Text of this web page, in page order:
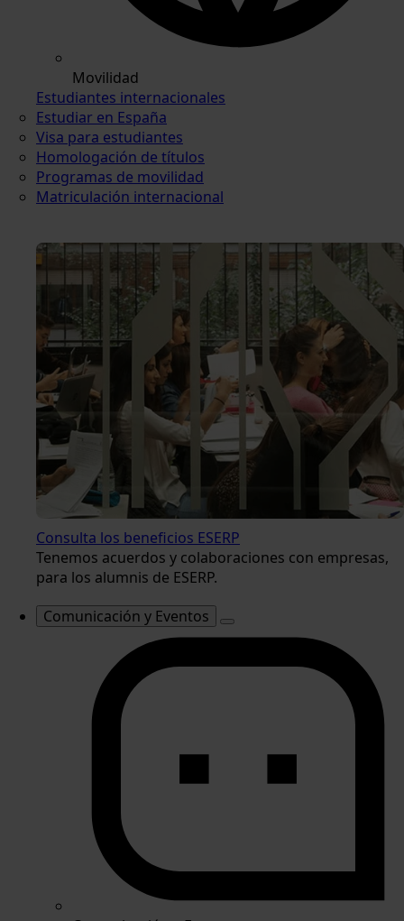
Movilidad
Estudiantes internacionales
Estudiar en España
Visa para estudiantes
Homologación de títulos
Programas de movilidad
Matriculación internacional
Consulta los beneficios ESERP
Tenemos acuerdos y colaboraciones con empresas,
para los alumnis de ESERP.
Comunicación y Eventos